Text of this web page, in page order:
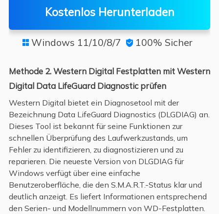
Kostenlos Herunterladen
 Windows 11/10/8/7  100% Sicher
Methode 2. Western Digital Festplatten mit Western
Digital Data LifeGuard Diagnostic prüfen
Western Digital bietet ein Diagnosetool mit der
Bezeichnung Data LifeGuard Diagnostics (DLGDIAG) an.
Dieses Tool ist bekannt für seine Funktionen zur
schnellen Überprüfung des Laufwerkzustands, um
Fehler zu identifizieren, zu diagnostizieren und zu
reparieren. Die neueste Version von DLGDIAG für
Windows verfügt über eine einfache
Benutzeroberfläche, die den S.M.A.R.T.-Status klar und
deutlich anzeigt. Es liefert Informationen entsprechend
den Serien- und Modellnummern von WD-Festplatten.